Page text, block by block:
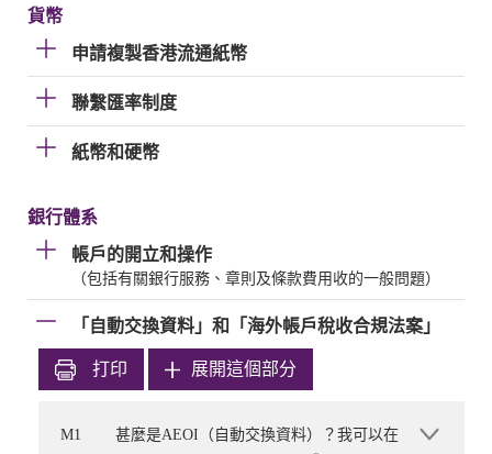
貨幣
申請複製香港流通紙幣
聯繫匯率制度
紙幣和硬幣
銀行體系
帳戶的開立和操作
（包括有關銀行服務、章則及條款費用收的一般問題）
「自動交換資料」和「海外帳戶稅收合規法案」
打印 展開這個部分
M1
甚麼是AEOI（自動交換資料）？我可以在